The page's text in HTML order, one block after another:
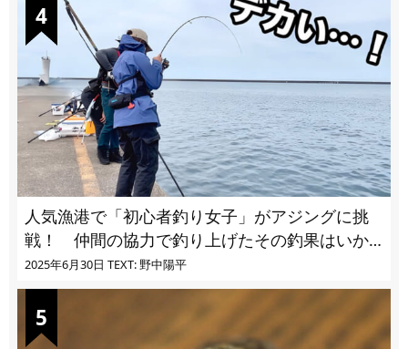
人気漁港で「初心者釣り女子」がアジングに挑
戦！ 仲間の協力で釣り上げたその釣果はいか
に!?
2025年6月30日 TEXT: 野中陽平